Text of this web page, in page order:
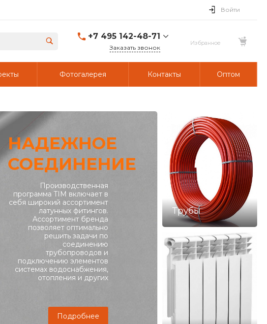
Войти
+7 495 142-48-71
Заказать звонок
Фотогалерея Контакты Оптом
НАДЕЖНОЕ
СОЕДИНЕНИЕ
Производственная
программа TIM включает в
себя широкий ассортимент
латунных фитингов.
Ассортимент бренда
позволяет оптимально
решить задачи по
соединению
трубопроводов и
подключению элементов
системах водоснабжения,
отопления и других
Подробнее
Подробнее
Трубы